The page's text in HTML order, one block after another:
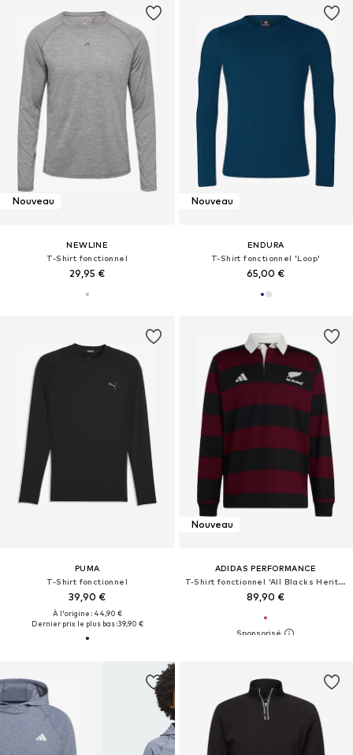
Nouveau
NEWLINE
T-Shirt fonctionnel
29,95 €
Nouveau
ENDURA
T-Shirt fonctionnel 'Loop'
65,00 €
PUMA
T-Shirt fonctionnel
39,90 €
À l'origine : 44,90 €
Dernier prix le plus bas :39,90 €
Nouveau
ADIDAS PERFORMANCE
T-Shirt fonctionnel 'All Blacks Heritage'
89,90 €